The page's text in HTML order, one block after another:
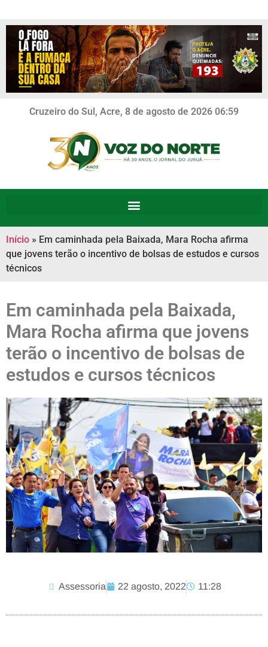
Cruzeiro do Sul, Acre, 8 de agosto de 2026 06:59
Início » Em caminhada pela Baixada, Mara Rocha afirma
que jovens terão o incentivo de bolsas de estudos e cursos
técnicos
Em caminhada pela Baixada,
Mara Rocha afirma que jovens
terão o incentivo de bolsas de
estudos e cursos técnicos
Assessoria 22 agosto, 2022 11:28